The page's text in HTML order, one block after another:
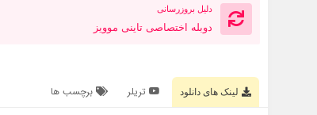
دلیل بروزرسانی
دوبله اختصاصی تاینی موویز
لینک های دانلود تریلر برچسب ها